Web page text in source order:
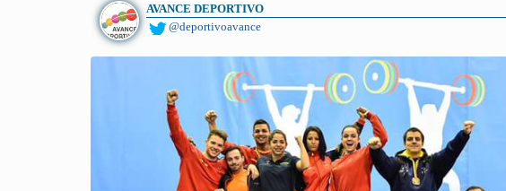
AVANCE DEPORTIVO
@deportivoavance